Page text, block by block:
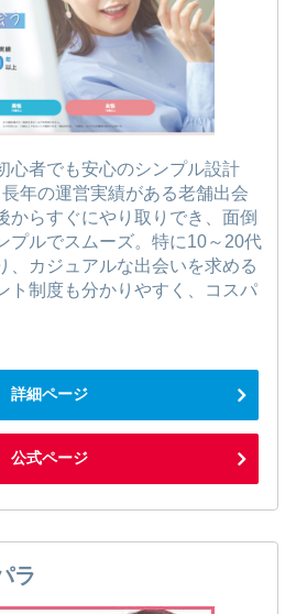
心者でも安心のシンプル設計
年の運営実績がある老舗出会
からすぐにやり取りでき、面倒
プルでスムーズ。特に10～20代
、カジュアルな出会いを求める
ト制度も分かりやすく、コスパ
詳細ページ
公式ページ
ラ